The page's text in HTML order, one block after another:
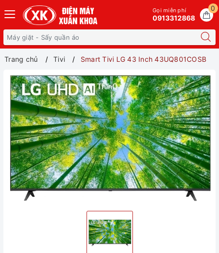
0
Gọi miễn phí
0913312868
Trang chủ Tivi Smart Tivi LG 43 Inch 43UQ801COSB